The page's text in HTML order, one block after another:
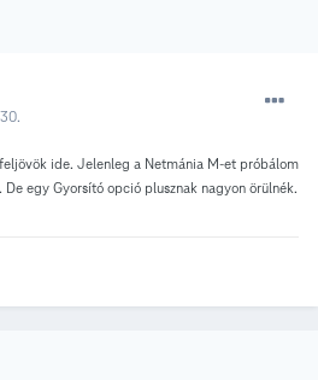
ide. Jelenleg a Netmánia M-et próbálom
egy Gyorsító opció plusznak nagyon örülnék.